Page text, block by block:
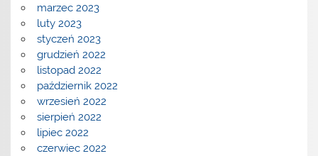
marzec 2023
luty 2023
styczeń 2023
grudzień 2022
listopad 2022
październik 2022
wrzesień 2022
sierpień 2022
lipiec 2022
czerwiec 2022